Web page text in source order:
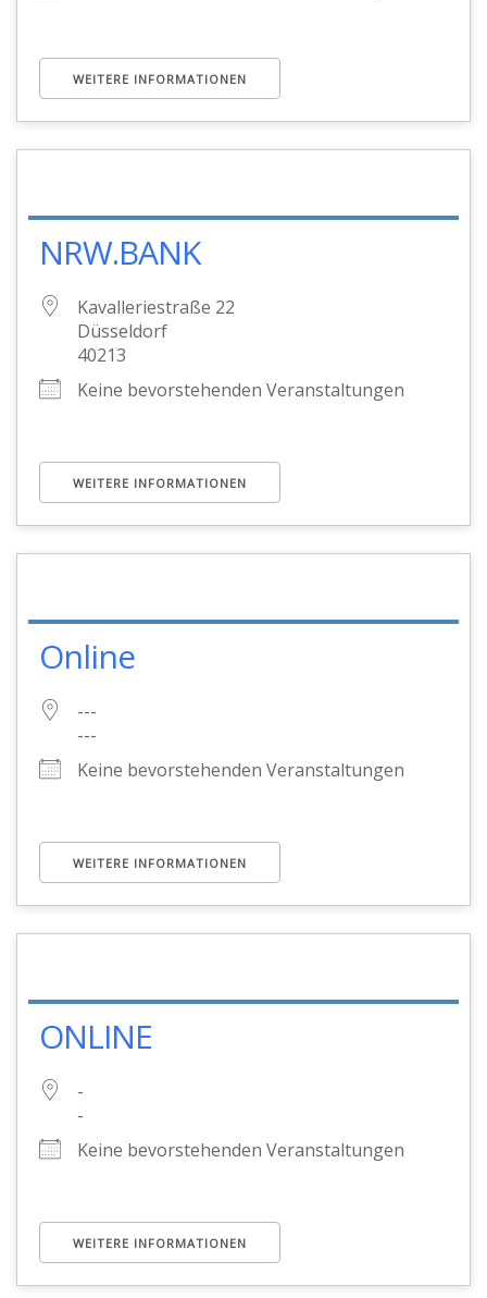
WEITERE INFORMATIONEN
NRW.BANK
Kavalleriestraße 22
Düsseldorf
40213
Keine bevorstehenden Veranstaltungen
WEITERE INFORMATIONEN
Online
---
---
Keine bevorstehenden Veranstaltungen
WEITERE INFORMATIONEN
ONLINE
-
-
Keine bevorstehenden Veranstaltungen
WEITERE INFORMATIONEN